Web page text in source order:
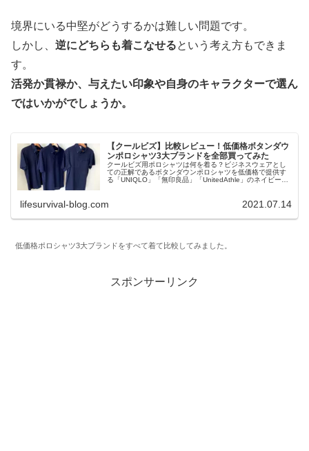
境界にいる中堅がどうするかは難しい問題です。
しかし、 逆にどちらも着こなせるという考え方もできま
す。
活発か貫禄か、与えたい印象や自身のキャラクターで選ん
ではいかがでしょうか。
【クールビズ】比較レビュー！低価格ボタンダウ
ンポロシャツ3大ブランドを全部買ってみた
クールビズ用ポロシャツは何を着る？ビジネスウェアとし
ての正解であるボタンダウンポロシャツを低価格で提供す
る「UNIQLO」「無印良品」「UnitedAthle」のネイビーポ
ム選びのご参考に！
lifesurvival-blog.com 2021.07.14
低価格ポロシャツ3大ブランドをすべて着て比較してみました。
スポンサーリンク